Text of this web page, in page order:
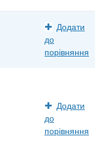
Додати
до
порівняння
Додати
до
порівняння